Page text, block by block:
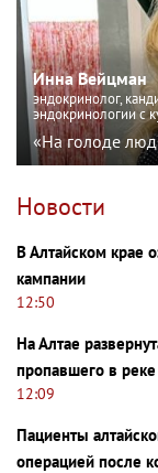
Инна Вейцман
эндокринолог,
эндокринологии с
«На голоде
Новости
В Алтайском крае
кампании
12:50
На Алтае
пропавшего в
12:09
Пациенты
операцией после